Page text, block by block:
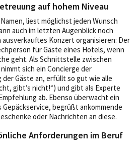
auf hohem Niveau
liest möglichst jeden Wunsch
auch im letzten Augenblick noch
Konzert organisieren: Der
für Gäste eines Hotels, wenn
geht. Als Schnittstelle zwischen
sich ein Concierge der
Gäste an, erfüllt so gut wie alle
gibt’s nicht!“) und gibt als Experte
ab. Ebenso überwacht ein
Gepäckservice, begrüßt ankommende
oder Nachrichten an diese.
Anforderungen im Beruf